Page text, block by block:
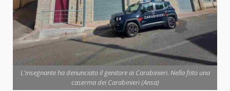
L'insegnante ha denunciato il genitore ai Carabinieri. Nella foto una
caserma dei Carabinieri (Ansa)